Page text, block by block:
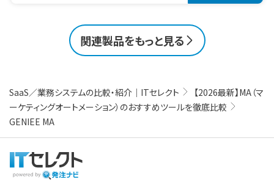
SaaS／業務システムの比較・紹介｜ITセレクト
【2026最新】MA（マ
ーケティングオートメーション）のおすすめツールを徹底比較
GENIEE MA
関連製品をもっと見る